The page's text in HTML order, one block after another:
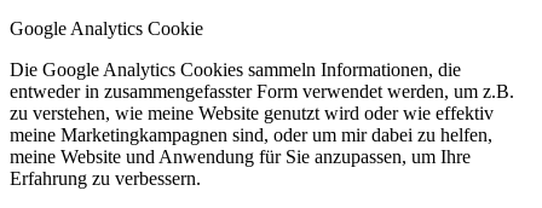
Google Analytics Cookie
Die Google Analytics Cookies sammeln Informationen, die
entweder in zusammengefasster Form verwendet werden, um z.B.
zu verstehen, wie meine Website genutzt wird oder wie effektiv
meine Marketingkampagnen sind, oder um mir dabei zu helfen,
meine Website und Anwendung für Sie anzupassen, um Ihre
Erfahrung zu verbessern.